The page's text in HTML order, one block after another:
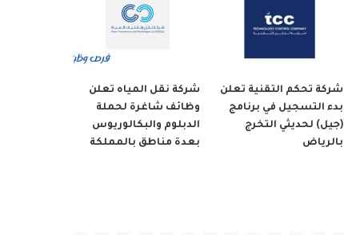
شركة تحكم التقنية تعلن
بدء التسجيل في برنامج
(جيل) لحديثي التخرج
بالرياض
شركة نقل المياه تعلن
وظائف شاغرة لحملة
الدبلوم والبكالوريوس
بعدة مناطق بالمملكة